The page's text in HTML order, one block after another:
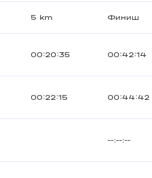
5 km Финиш
00:20:35 00:42:14
00:22:15 00:44:42
--:--:--